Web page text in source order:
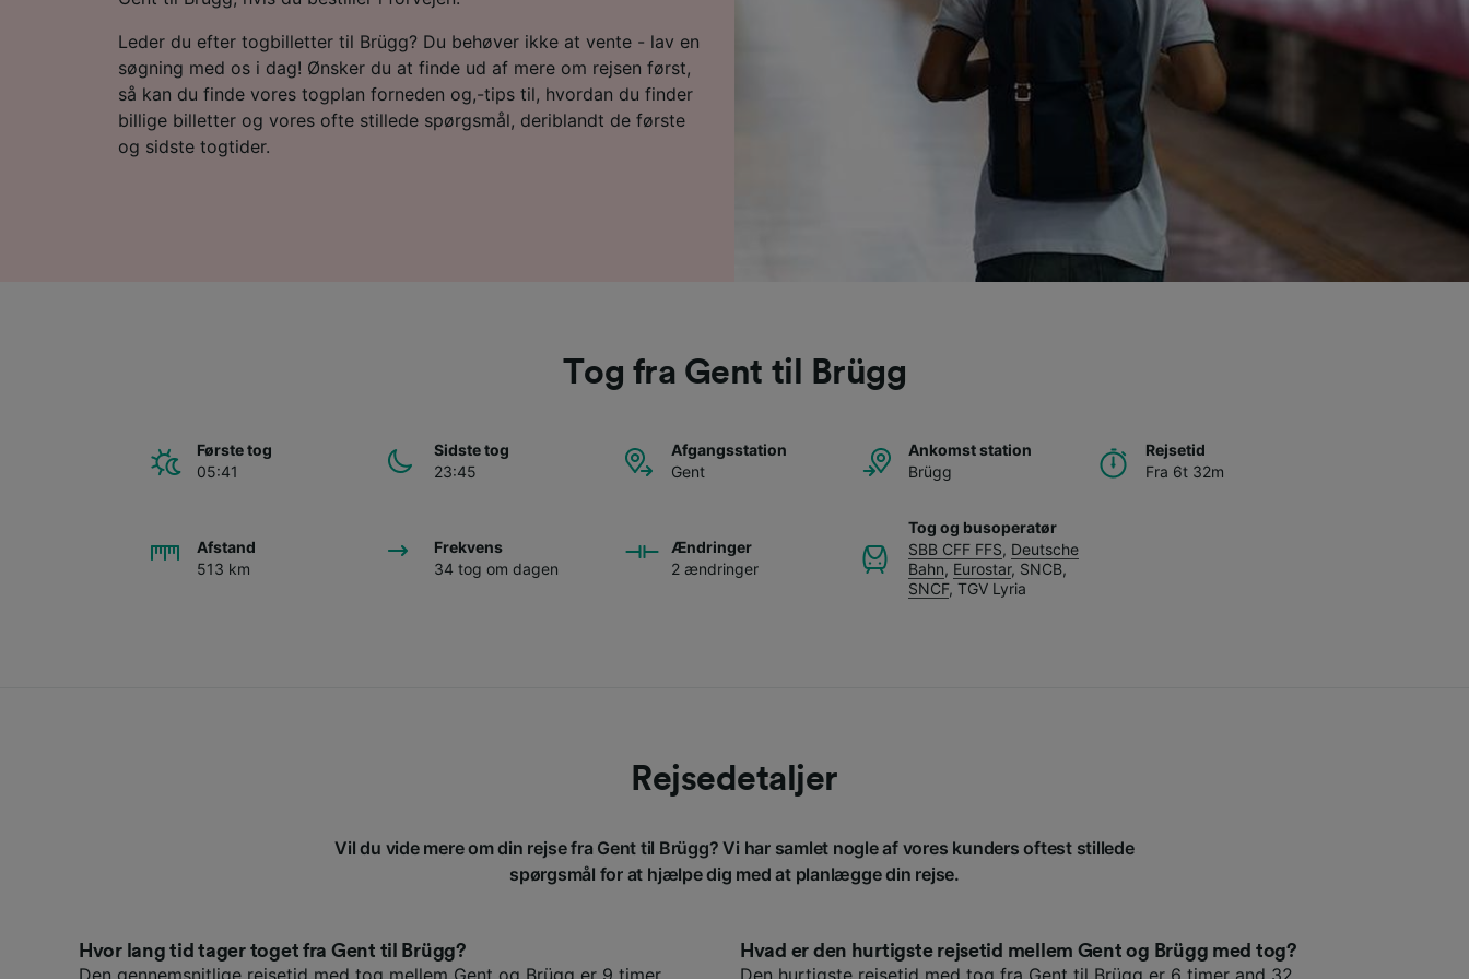
Leder du efter togbilletter til Brügg? Du behøver ikke at vente - lav en
søgning med os i dag! Ønsker du at finde ud af mere om rejsen først,
så kan du finde vores togplan forneden og,-tips til, hvordan du finder
billige billetter og vores ofte stillede spørgsmål, deriblandt de første
og sidste togtider.
Tog fra Gent til Brügg
Første tog
05:41
Sidste tog
23:45
Afgangsstation
Gent
Ankomst station
Brügg
Rejsetid
Fra 6t 32m
Afstand
513 km
Frekvens
34 tog om dagen
Ændringer
2 ændringer
Tog og busoperatør
SBB CFF FFS, Deutsche
Bahn, Eurostar, SNCB,
SNCF, TGV Lyria
Rejsedetaljer
Vil du vide mere om din rejse fra Gent til Brügg? Vi har samlet nogle af vores kunders oftest stillede
spørgsmål for at hjælpe dig med at planlægge din rejse.
Hvor lang tid tager toget fra Gent til Brügg?
Den gennemsnitlige rejsetid med tog mellem Gent og Brügg er 9 timer
Hvad er den hurtigste rejsetid mellem Gent og Brügg med tog?
Den hurtigste rejsetid med tog fra Gent til Brügg er 6 timer and 32